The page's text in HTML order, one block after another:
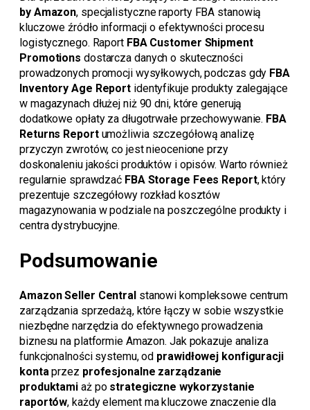
by Amazon, specjalistyczne raporty FBA stanowią
kluczowe źródło informacji o efektywności procesu
logistycznego. Raport FBA Customer Shipment
Promotions dostarcza danych o skuteczności
prowadzonych promocji wysyłkowych, podczas gdy FBA
Inventory Age Report identyfikuje produkty zalegające
w magazynach dłużej niż 90 dni, które generują
dodatkowe opłaty za długotrwałe przechowywanie. FBA
Returns Reportumożliwia szczegółową analizę
przyczyn zwrotów, co jest nieocenione przy
doskonaleniu jakości produktów i opisów. Warto również
regularnie sprawdzać FBA Storage Fees Report, który
prezentuje szczegółowy rozkład kosztów
magazynowania w podziale na poszczególne produkty i
centra dystrybucyjne.
Podsumowanie
Amazon Seller Central stanowi kompleksowe centrum
zarządzania sprzedażą, które łączy w sobie wszystkie
niezbędne narzędzia do efektywnego prowadzenia
biznesu na platformie Amazon. Jak pokazuje analiza
funkcjonalności systemu, od prawidłowej konfiguracji
kontaprzez profesjonalne zarządzanie
produktami aż po strategiczne wykorzystanie
raportów, każdy element ma kluczowe znaczenie dla